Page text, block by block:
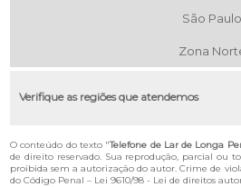
São Paulo
Zona
Verifique as regiões que atendemos
O conteúdo do texto "Telefone de Lar de Longa
de direito reservado. Sua reprodução, parcial ou
proibida sem a autorização do autor. Crime de
do Código Penal – Lei 9610/98 - Lei de direitos